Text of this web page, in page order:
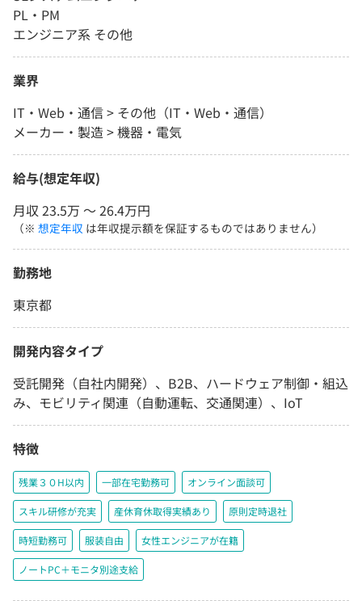
PL・PM
エンジニア系 その他
業界
IT・Web・通信 > その他（IT・Web・通信）
メーカー・製造 > 機器・電気
給与(想定年収)
月収 23.5万 〜 26.4万円
（※ 想定年収 は年収提示額を保証するものではありません）
勤務地
東京都
開発内容タイプ
受託開発（自社内開発）、B2B、ハードウェア制御・組込
み、モビリティ関連（自動運転、交通関連）、IoT
特徴
残業３０H以内 一部在宅勤務可 オンライン面談可
スキル研修が充実 産休育休取得実績あり 原則定時退社
時短勤務可 服装自由 女性エンジニアが在籍
ノートPC＋モニタ別途支給